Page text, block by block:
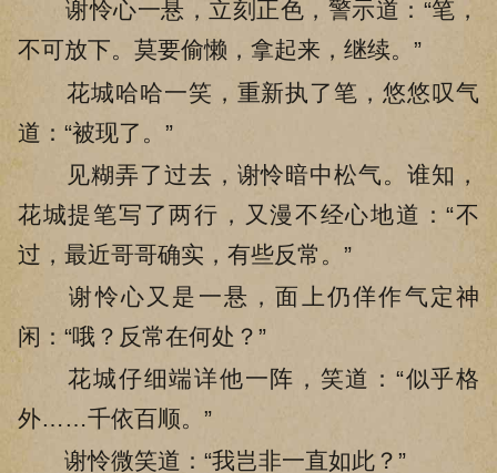
谢怜心一悬，立刻正色，警示道：“笔，
不可放下。莫要偷懒，拿起来，继续。”
花城哈哈一笑，重新执了笔，悠悠叹气
道：“被现了。”
见糊弄了过去，谢怜暗中松气。谁知，
花城提笔写了两行，又漫不经心地道：“不
过，最近哥哥确实，有些反常。”
谢怜心又是一悬，面上仍佯作气定神
闲：“哦？反常在何处？”
花城仔细端详他一阵，笑道：“似乎格
外……千依百顺。”
谢怜微笑道：“我岂非一直如此？”